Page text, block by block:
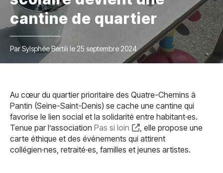
cantine de quartier
Par Sylsphée Bertili le 25 septembre 2024
Au cœur du quartier prioritaire des Quatre-Chemins à
Pantin (Seine-Saint-Denis) se cache une cantine qui
favorise le lien social et la solidarité entre habitant·es.
Tenue par l’association Pas si loin
, elle propose une
carte éthique et des événements qui attirent
collégien·nes, retraité·es, familles et jeunes artistes.